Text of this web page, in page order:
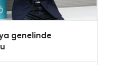
genelinde